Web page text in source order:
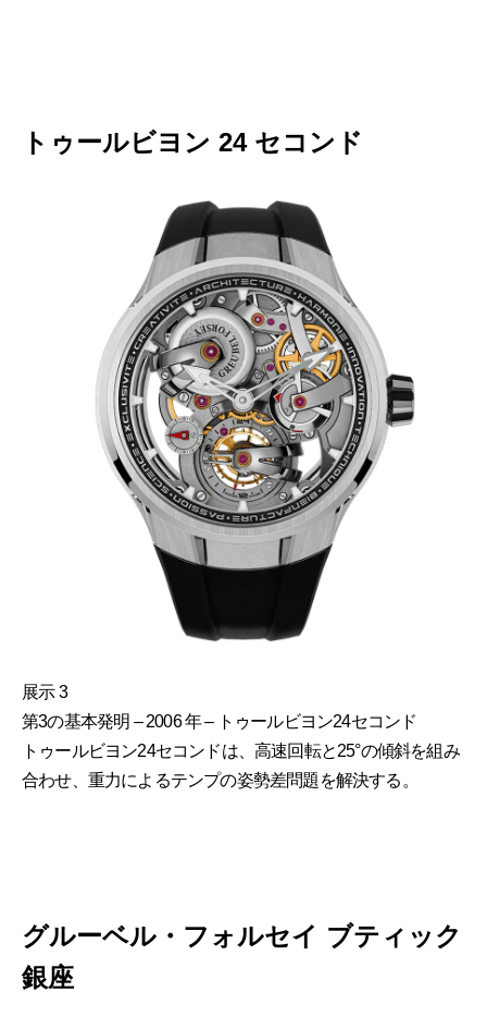
トゥールビヨン 24 セコンド
展示 3
第3の基本発明 – 2006 年 – トゥールビヨン24セコンド
トゥールビヨン24セコンドは、高速回転と25°の傾斜を組み
合わせ、重力によるテンプの姿勢差問題を解決する。
グルーベル・フォルセイ ブティック
銀座